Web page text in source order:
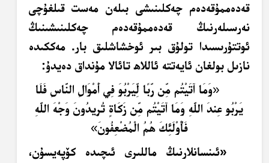
قەدەممۇقەدەم چەكلىنىشى بىلەن مەست قىلغۇچى
نەرسىلەرنىڭ قەدەممۇقەدەم چەكلىنىشىنىڭ
ئوتتۇرىسىدا تولۇق بىر ئوخشاشلىق بار. مەككىدە
نازىل بولغان ئايەتتە ئاللاھ تائالا مۇنداق دەيدۇ:
«وَمَا آتَيْتُم مِّن رِّبًا لِّيَرْبُوَ فِي أَمْوَالِ النَّاسِ فَلَا
يَرْبُو عِندَ اللَّهِ وَمَا آتَيْتُم مِّن زَكَاةٍ تُرِيدُونَ وَجْهَ اللَّهِ
فَأُوْلَئِكَ هُمُ الْمُضْعِفُونَ»
«ئىنسانلارنىڭ ماللىرى ئىچىدە كۆپەيسۇن،